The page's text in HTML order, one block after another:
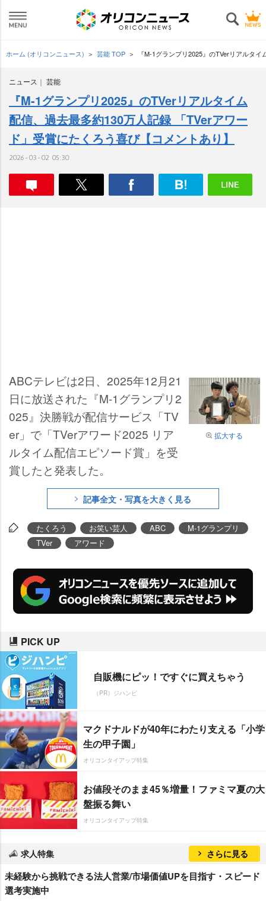
ホーム (オリコンニュース) 芸能 TOP 『M-1グランプリ2025』のTVerリアルタ
ニュース 芸能
『M-1グランプリ2025』のTVerリアルタイム
配信、過去最多約130万人記録 「TVerアワー
ド」受賞にたくろう喜び【コメントあり】
2026-03-02 05:30
拡大する
ABCテレビは2日、2025年12月21
日に放送された『M-1グランプリ2
025』決勝戦が配信サービス「TV
er」で「TVerアワード2025 リア
ルタイム配信エピソード賞」を受
賞したと発表した。
記事全文・写真を大きく見る
たくろう お笑い芸人 ABC
M-1グランプリ
TVer
アワード
PICK UP
自販機にピッ！ですぐに買えちゃう
（PR）ジハンピ
マクドナルドが40年にわたり支える「小学
生の甲子園」
オリコンタイアップ特集
お値段そのまま45％増量！ファミマ夏の大
盤振る舞い
オリコンタイアップ特集
求人特集 さらに見る
未経験から挑戦できる法人営業/市場価値UPを目指す・スピード
選考実施中